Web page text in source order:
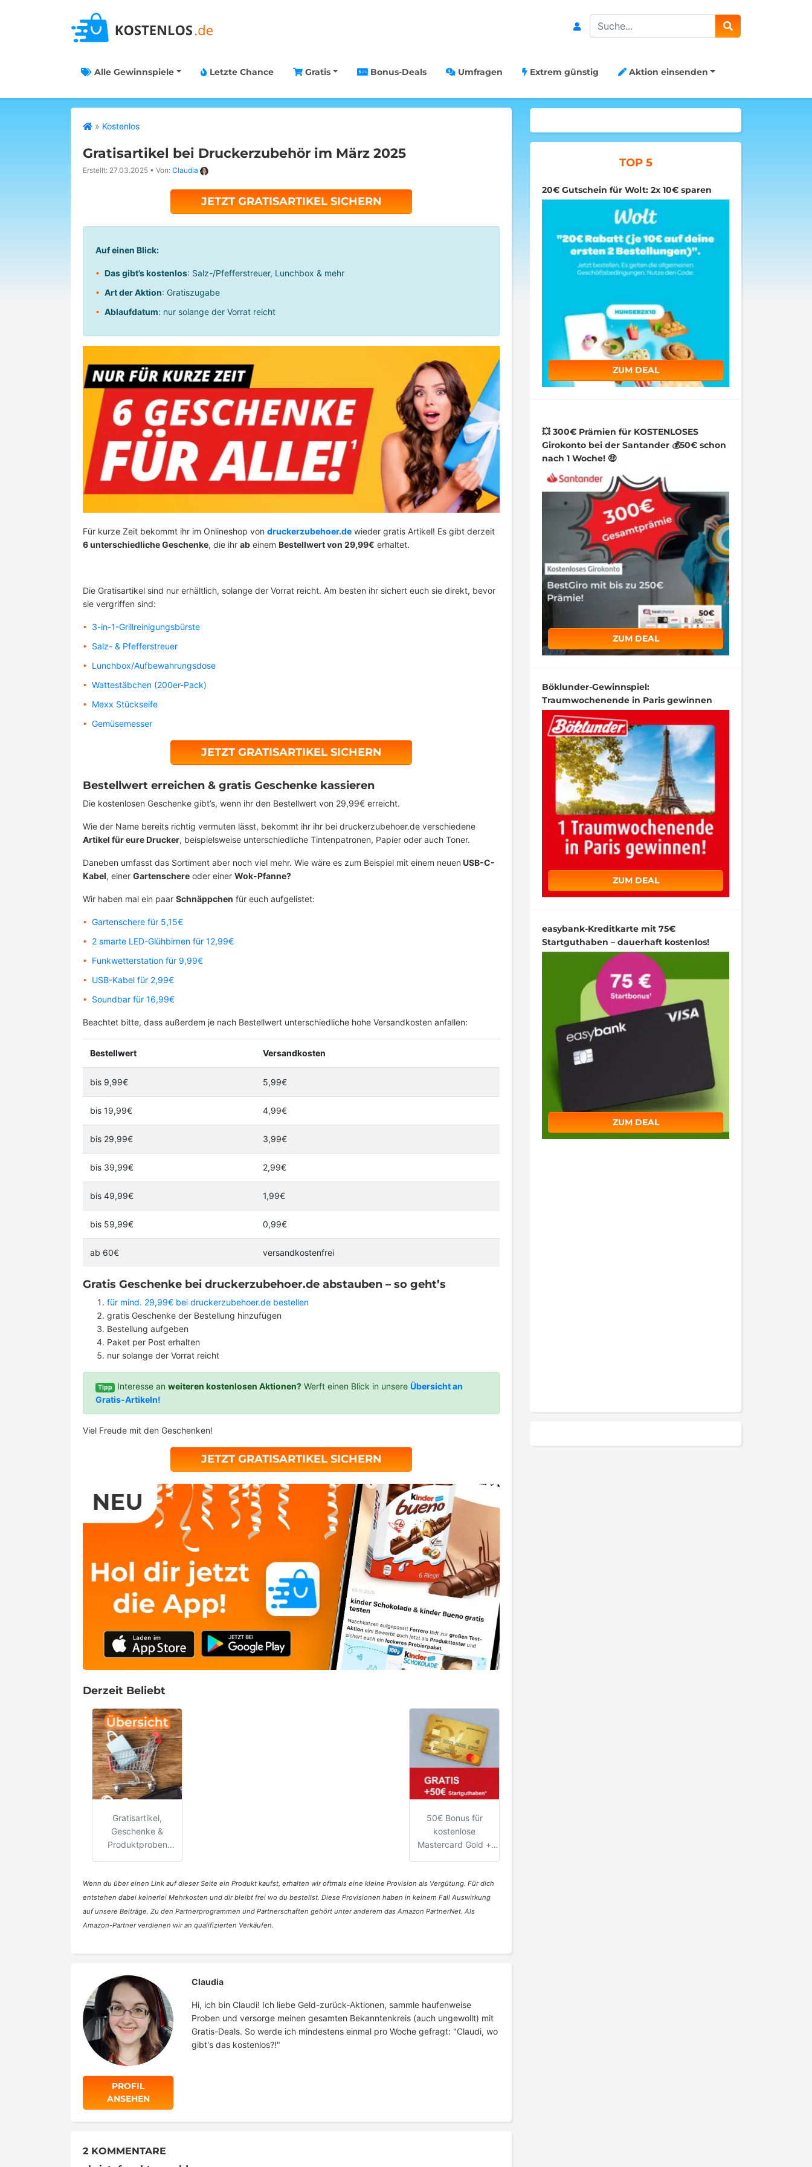
Search
Alle Gewinnspiele Letzte Chance Gratis Bonus-Deals Umfragen Extrem günstig Aktion einsenden
» Kostenlos
Gratisartikel bei Druckerzubehör im März 2025
Erstellt: 27.03.2025 • Von: Claudia
JETZT GRATISARTIKEL SICHERN
Auf einen Blick:
Das gibt’s kostenlos: Salz-/Pfefferstreuer, Lunchbox & mehr
Art der Aktion: Gratiszugabe
Ablaufdatum: nur solange der Vorrat reicht
Für kurze Zeit bekommt ihr im Onlineshop von druckerzubehoer.de wieder gratis Artikel! Es gibt derzeit
6 unterschiedliche Geschenke, die ihr ab einem Bestellwert von 29,99€ erhaltet.
Die Gratisartikel sind nur erhältlich, solange der Vorrat reicht. Am besten ihr sichert euch sie direkt, bevor
sie vergriffen sind:
3-in-1-Grillreinigungsbürste
Salz- & Pfefferstreuer
Lunchbox/Aufbewahrungsdose
Wattestäbchen (200er-Pack)
Mexx Stückseife
Gemüsemesser
JETZT GRATISARTIKEL SICHERN
Bestellwert erreichen & gratis Geschenke kassieren
Die kostenlosen Geschenke gibt’s, wenn ihr den Bestellwert von 29,99€ erreicht.
Wie der Name bereits richtig vermuten lässt, bekommt ihr ihr bei druckerzubehoer.de verschiedene
Artikel für eure Drucker, beispielsweise unterschiedliche Tintenpatronen, Papier oder auch Toner.
Daneben umfasst das Sortiment aber noch viel mehr. Wie wäre es zum Beispiel mit einem neuen USB-C-
Kabel, einer Gartenschere oder einer Wok-Pfanne?
Wir haben mal ein paar Schnäppchen für euch aufgelistet:
Gartenschere für 5,15€
2 smarte LED-Glühbirnen für 12,99€
Funkwetterstation für 9,99€
USB-Kabel für 2,99€
Soundbar für 16,99€
Beachtet bitte, dass außerdem je nach Bestellwert unterschiedliche hohe Versandkosten anfallen:
Bestellwert Versandkosten
bis 9,99€ 5,99€
bis 19,99€ 4,99€
bis 29,99€ 3,99€
bis 39,99€ 2,99€
bis 49,99€ 1,99€
bis 59,99€ 0,99€
ab 60€ versandkostenfrei
Gratis Geschenke bei druckerzubehoer.de abstauben – so geht’s
für mind. 29,99€ bei druckerzubehoer.de bestellen
gratis Geschenke der Bestellung hinzufügen
Bestellung aufgeben
Paket per Post erhalten
nur solange der Vorrat reicht
Tipp Interesse anweiteren kostenlosen Aktionen? Werft einen Blick in unsereÜbersicht an
Gratis-Artikeln!
Viel Freude mit den Geschenken!
JETZT GRATISARTIKEL SICHERN
Derzeit Beliebt
Gratisartikel,
Geschenke &
Produktproben
50€ Bonus für
kostenlose
Mastercard Gold +
Wenn du über einen Link auf dieser Seite ein Produkt kaufst, erhalten wir oftmals eine kleine Provision als Vergütung. Für dich
entstehen dabei keinerlei Mehrkosten und dir bleibt frei wo du bestellst. Diese Provisionen haben in keinem Fall Auswirkung
auf unsere Beiträge. Zu den Partnerprogrammen und Partnerschaften gehört unter anderem das Amazon PartnerNet. Als
Amazon-Partner verdienen wir an qualifizierten Verkäufen.
PROFIL
ANSEHEN
Claudia
Hi, ich bin Claudi! Ich liebe Geld-zurück-Aktionen, sammle haufenweise
Proben und versorge meinen gesamten Bekanntenkreis (auch ungewollt) mit
Gratis-Deals. So werde ich mindestens einmal pro Woche gefragt: "Claudi, wo
gibt's das kostenlos?!"
2 KOMMENTARE
TOP 5
20€ Gutschein für Wolt: 2x 10€ sparen
ZUM DEAL
💥 300€ Prämien für KOSTENLOSES
Girokonto bei der Santander 💰50€ schon
nach 1 Woche! 🤑
ZUM DEAL
Böklunder-Gewinnspiel:
Traumwochenende in Paris gewinnen
ZUM DEAL
easybank-Kreditkarte mit 75€
Startguthaben – dauerhaft kostenlos!
ZUM DEAL